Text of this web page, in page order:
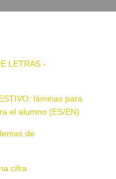
LETRAS -
láminas para
el alumno (ES/EN)
de
cifra